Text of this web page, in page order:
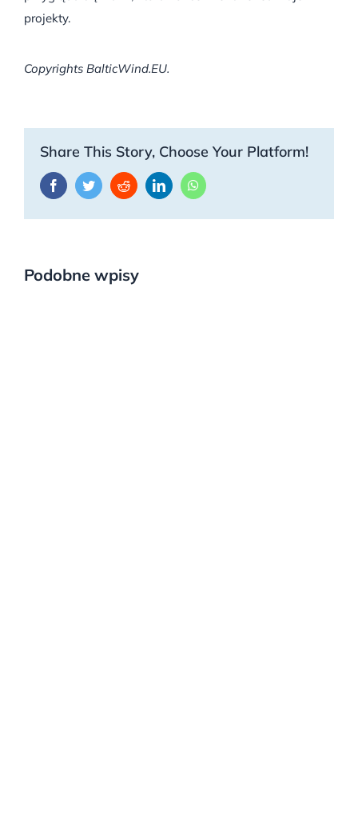
projekty.
Copyrights BalticWind.EU.
Share This Story, Choose Your Platform!
FacebookTwitterRedditLinkedInWhatsApp
Podobne wpisy